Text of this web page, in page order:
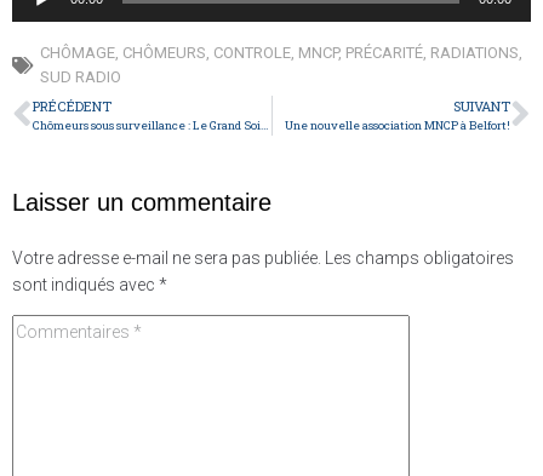
audio
CHÔMAGE CHÔMEURS CONTROLE MNCP, PRÉCARITÉ RADIATIONS
SUD RADIO
PRÉCÉDENT
Chômeurs sous surveillance : Le Grand Soir 3
SUIVANT
Une nouvelle association MNCP à Belfort!
Laisser un commentaire
Votre adresse e-mail ne sera pas publiée.
Les champs obligatoires
sont indiqués avec *